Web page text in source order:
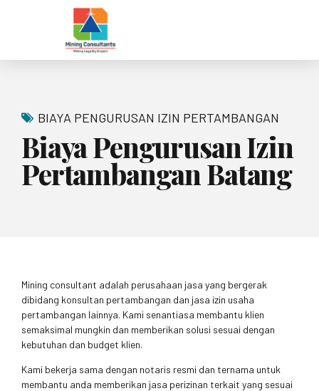
BIAYA PENGURUSAN IZIN PERTAMBANGAN
Biaya Pengurusan Izin
Pertambangan Batang
Mining consultant adalah perusahaan jasa yang bergerak
dibidang konsultan pertambangan dan jasa izin usaha
pertambangan lainnya. Kami senantiasa membantu klien
semaksimal mungkin dan memberikan solusi sesuai dengan
kebutuhan dan budget klien.
Kami bekerja sama dengan notaris resmi dan ternama untuk
membantu anda memberikan jasa perizinan terkait yang sesuai